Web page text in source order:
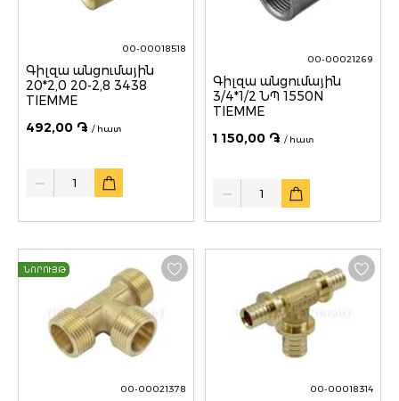
00-00018518
Գիլզա անցումային
20*2,0 20-2,8 3438
TIEMME
492,00 ֏ / հատ
00-00021269
Գիլզա անցումային
3/4*1/2 ՆՊ 1550N
TIEMME
1 150,00 ֏ / հատ
Quantity
ՆՈՐՈՒՅԹ
00-00021378 00-00018314